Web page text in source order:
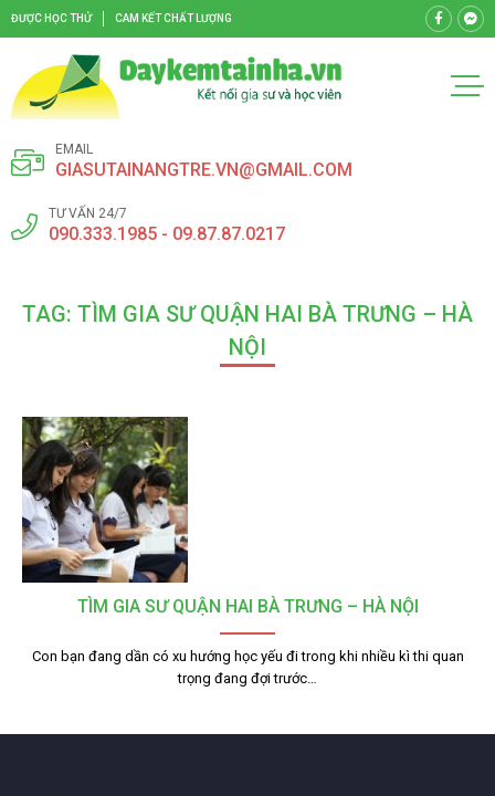
ĐƯỢC HỌC THỬ CAM KẾT CHẤT LƯỢNG
EMAIL
GIASUTAINANGTRE.VN@GMAIL.COM
TƯ VẤN 24/7
090.333.1985 - 09.87.87.0217
TAG: TÌM GIA SƯ QUẬN HAI BÀ TRƯNG – HÀ
NỘI
TÌM GIA SƯ QUẬN HAI BÀ TRƯNG – HÀ NỘI
Con bạn đang dần có xu hướng học yếu đi trong khi nhiều kì thi quan
trọng đang đợi trước…